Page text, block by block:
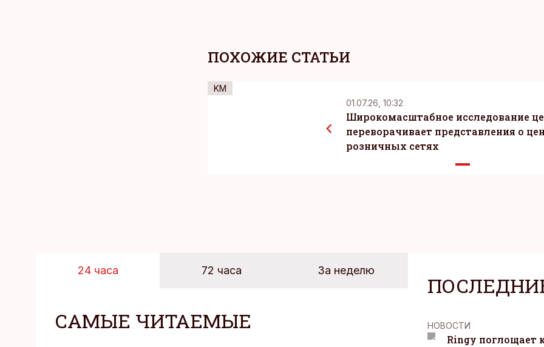
ПОХОЖИЕ СТАТЬИ
KM
01.07.26, 10:32
Широкомасштабное исследование
переворачивает представления о
розничных сетях
24 часа 72 часа За неделю
САМЫЕ ЧИТАЕМЫЕ НОВОСТИ
Ringy поглощает